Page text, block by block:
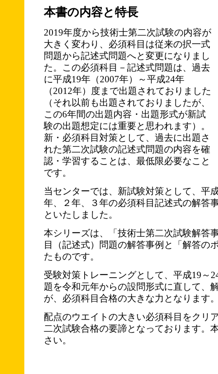
本書の内容と特長
2019年度から技術士第二次試験の内容が
大きく変わり、必須科目は従来の択一式
問題から記述式問題へと変更になりまし
た。この必須科目－記述式問題は、過去
に平成19年（2007年）～平成24年
（2012年）度まで出題されておりました
（それ以前も出題されておりましたが、
この6年間の出題内容・出題形式が新試
験の出題想定には重要と思われます）。
新・必須科目対策として、過去に出題さ
れた第二次試験の記述式問題の内容を確
認・学習することは、最低限必要なこと
です。
当センターでは、新試験対策として、平
年、２年、３年の必須科目記述式の解答
といたしました。
本シリーズは、「技術士第二次試験解答
目（記述式）問題の解答事例と「解答の
たものです。
受験対策トレーニングとして、平成19～
題を令和元年からの設問形式に直して、
が、必須科目合格の大きな力となります
配点のウエイトの大きい必須科目をクリ
二次試験合格の要諦となっております。
さい。